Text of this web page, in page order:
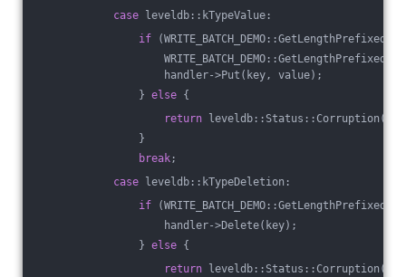
case leveldb::kTypeValue:
if
handler->Put(key, value);
} else {
return leveldb::Status::Corruption(
}
break;
case leveldb::kTypeDeletion:
if
handler->Delete(key);
} else {
return leveldb::Status::Corruption(